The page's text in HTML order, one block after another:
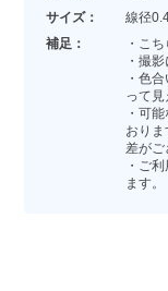
サイズ：
線径
補足：
・こ
・撮
・色
って見
・可
おり
差がご
・ご
ます。